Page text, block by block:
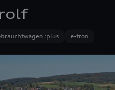
:plus e-tron